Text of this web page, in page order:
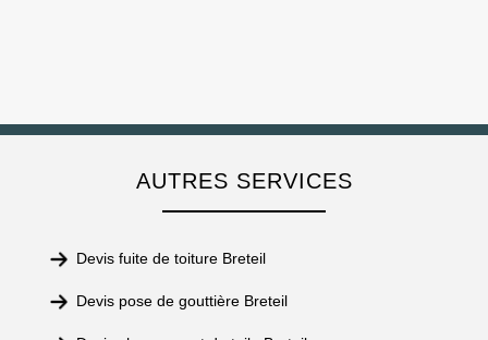
AUTRES SERVICES
Devis fuite de toiture Breteil
Devis pose de gouttière Breteil